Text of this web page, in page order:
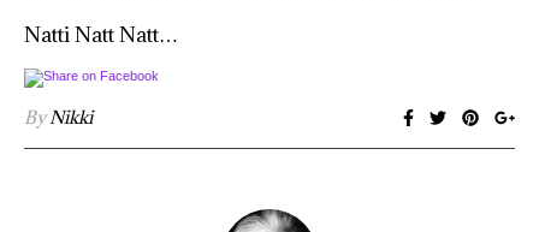
Natti Natt Natt…
ByNikki